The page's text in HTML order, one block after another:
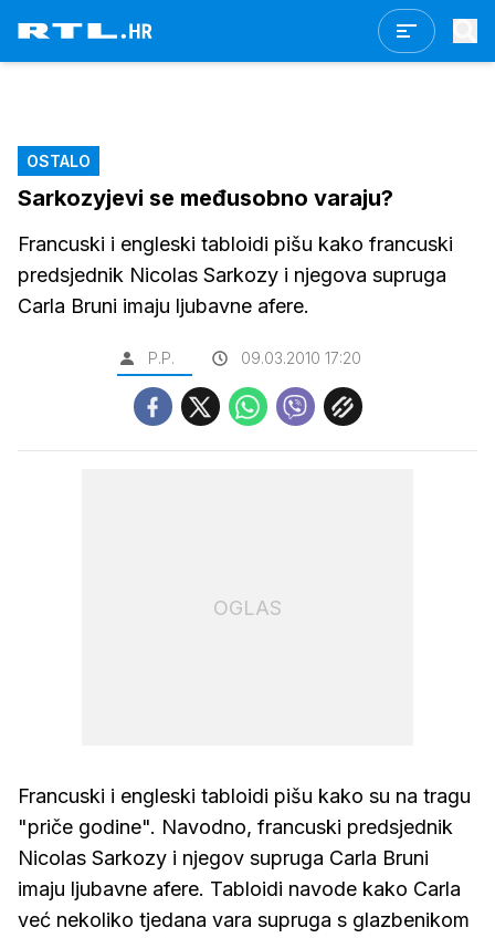
OSTALO
Sarkozyjevi se međusobno varaju?
Francuski i engleski tabloidi pišu kako francuski
predsjednik Nicolas Sarkozy i njegova supruga
Carla Bruni imaju ljubavne afere.
P.P. 09.03.2010 17:20
OGLAS
Francuski i engleski tabloidi pišu kako su na tragu
"priče godine". Navodno, francuski predsjednik
Nicolas Sarkozy i njegov supruga Carla Bruni
imaju ljubavne afere. Tabloidi navode kako Carla
već nekoliko tjedana vara supruga s glazbenikom